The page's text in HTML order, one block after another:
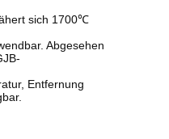
sich 1700℃
Abgesehen
Entfernung